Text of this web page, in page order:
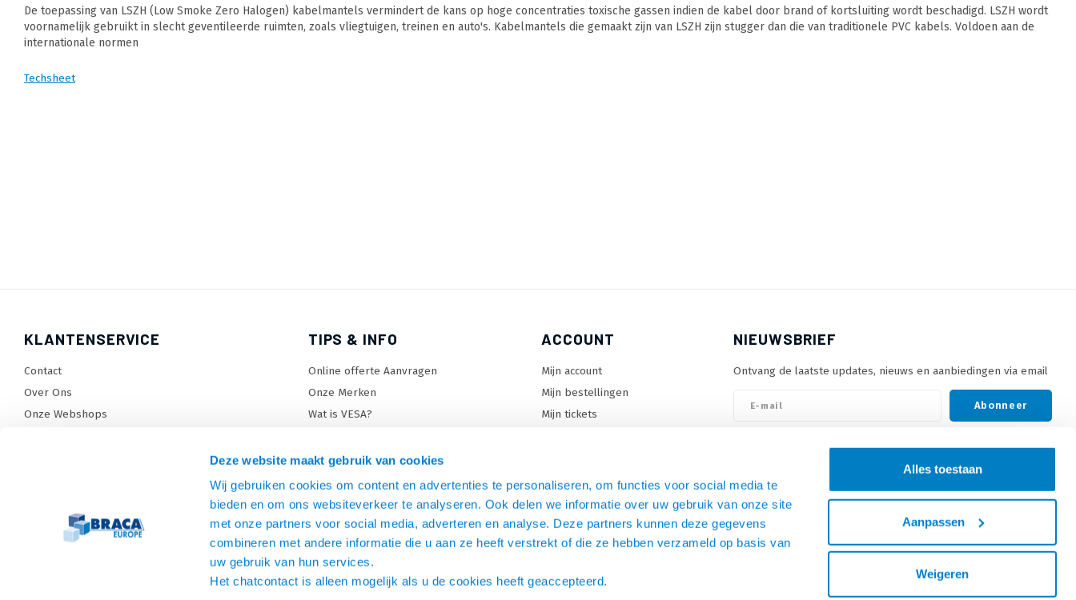
Deze website maakt gebruik van cookies
Wij gebruiken cookies om content en advertenties te personaliseren, om functies voor social media te
bieden en om ons websiteverkeer te analyseren. Ook delen we informatie over uw gebruik van onze site
met onze partners voor social media, adverteren en analyse. Deze partners kunnen deze gegevens
combineren met andere informatie die u aan ze heeft verstrekt of die ze hebben verzameld op basis van
uw gebruik van hun services.
Het chatcontact is alleen mogelijk als u de cookies heeft geaccepteerd.
Alles toestaan
Aanpassen
Weigeren
De toepassing van LSZH (Low Smoke Zero Halogen) kabelmantels vermindert de kans op hoge concentraties toxische gassen indien de kabel door brand of kortsluiting wordt beschadigd. LSZH wordt
voornamelijk gebruikt in slecht geventileerde ruimten, zoals vliegtuigen, treinen en auto's. Kabelmantels die gemaakt zijn van LSZH zijn stugger dan die van traditionele PVC kabels. Voldoen aan de
internationale normen
Techsheet
KLANTENSERVICE
Contact
Over Ons
Onze Webshops
Betaalmethoden en voorwaarden
Privacy policy
TIPS & INFO
Online offerte Aanvragen
Onze Merken
Wat is VESA?
TV standaard keuzehulp
TV lift keuzehulp
Monitorarm keuzehulp
SiteMap
ACCOUNT
Mijn account
Mijn bestellingen
Mijn tickets
NIEUWSBRIEF
Ontvang de laatste updates, nieuws en aanbiedingen via email
Abonneer